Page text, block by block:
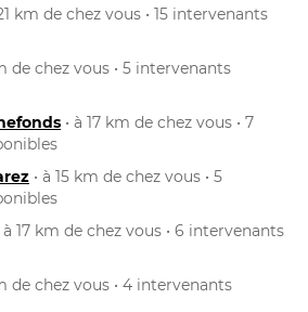
km de chez vous • 15 intervenants
de chez vous • 5 intervenants
• à 17 km de chez vous • 7
• à 15 km de chez vous • 5
à 17 km de chez vous • 6 intervenants
de chez vous • 4 intervenants